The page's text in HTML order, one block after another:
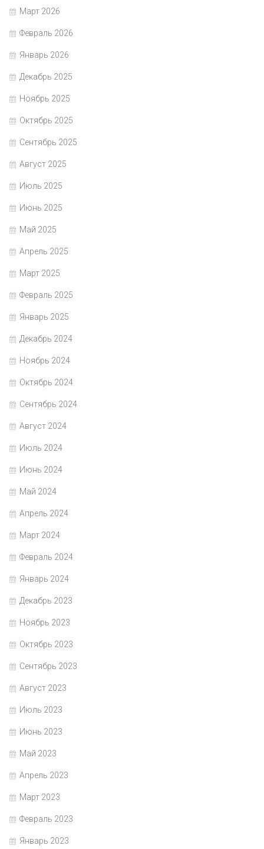
Март 2026
Февраль 2026
Январь 2026
Декабрь 2025
Ноябрь 2025
Октябрь 2025
Сентябрь 2025
Август 2025
Июль 2025
Июнь 2025
Май 2025
Апрель 2025
Март 2025
Февраль 2025
Январь 2025
Декабрь 2024
Ноябрь 2024
Октябрь 2024
Сентябрь 2024
Август 2024
Июль 2024
Июнь 2024
Май 2024
Апрель 2024
Март 2024
Февраль 2024
Январь 2024
Декабрь 2023
Ноябрь 2023
Октябрь 2023
Сентябрь 2023
Август 2023
Июль 2023
Июнь 2023
Май 2023
Апрель 2023
Март 2023
Февраль 2023
Январь 2023